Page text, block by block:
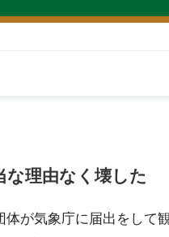
な理由なく壊した
体が気象庁に届出をし